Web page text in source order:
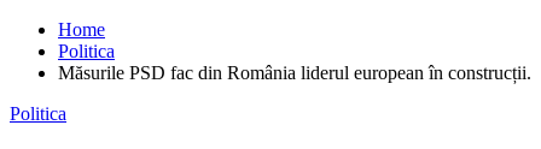
Home
Politica
Măsurile PSD fac din România liderul european în construcții.
Politica